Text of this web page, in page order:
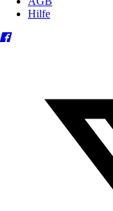
Hilfe